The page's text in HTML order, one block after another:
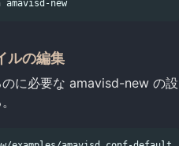
ルの編集
に必要な amavisd-new の設